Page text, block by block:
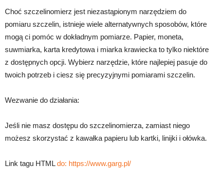
Choć szczelinomierz jest niezastąpionym narzędziem do
pomiaru szczelin, istnieje wiele alternatywnych sposobów, które
mogą ci pomóc w dokładnym pomiarze. Papier, moneta,
suwmiarka, karta kredytowa i miarka krawiecka to tylko niektóre
z dostępnych opcji. Wybierz narzędzie, które najlepiej pasuje do
twoich potrzeb i ciesz się precyzyjnymi pomiarami szczelin.
Wezwanie do działania:
Jeśli nie masz dostępu do szczelinomierza, zamiast niego
możesz skorzystać z kawałka papieru lub kartki, linijki i ołówka.
Link tagu HTMLdo: https://www.garg.pl/